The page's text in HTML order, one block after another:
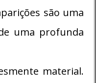
são uma
uma profunda
material.